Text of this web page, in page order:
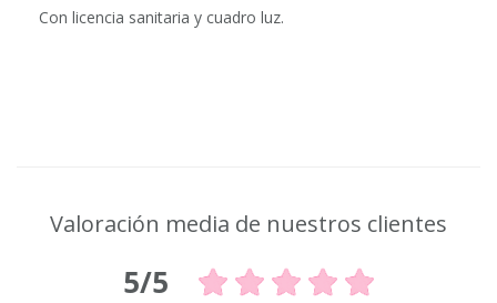
Con licencia sanitaria y cuadro luz.
Valoración media de nuestros clientes
5/5